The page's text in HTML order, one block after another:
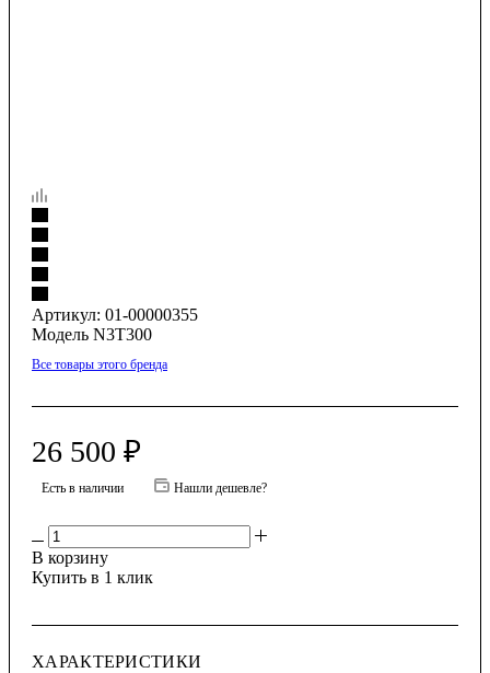
Артикул: 01-00000355
Модель N3T300
Все товары этого бренда
26 500 ₽
Есть в наличии Нашли дешевле?
В корзину
Купить в 1 клик
ХАРАКТЕРИСТИКИ